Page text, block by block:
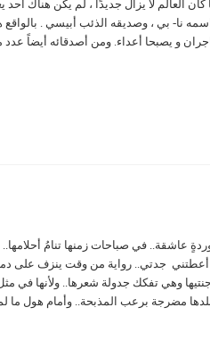
كان العالم لا يزال جديدًا ، لم يكن هناك أحد
نا- بي ، وصديقه الذئب أبيسي . بالواقع
و يصبحا أعداء. ومن أصدقائه أيضاً
عاشقة.. في صباحات زمنها تنامُ أحلامها..
جدتي.. رواية من وقت ينزف على
وهي تفكك جدولة شعرها.. ولأنها في
مضرجة برعب المذبحة.. وأمام هول ما